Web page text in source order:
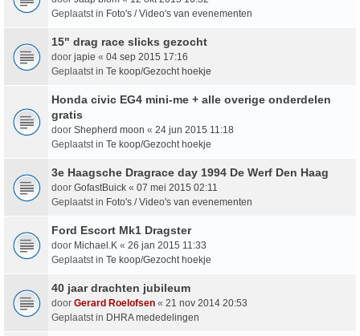
Geplaatst in Foto's / Video's van evenementen
15" drag race slicks gezocht
door japie « 04 sep 2015 17:16
Geplaatst in Te koop/Gezocht hoekje
Honda civic EG4 mini-me + alle overige onderdelen
gratis
door Shepherd moon « 24 jun 2015 11:18
Geplaatst in Te koop/Gezocht hoekje
3e Haagsche Dragrace day 1994 De Werf Den Haag
door GofastBuick « 07 mei 2015 02:11
Geplaatst in Foto's / Video's van evenementen
Ford Escort Mk1 Dragster
door Michael.K « 26 jan 2015 11:33
Geplaatst in Te koop/Gezocht hoekje
40 jaar drachten jubileum
door Gerard Roelofsen « 21 nov 2014 20:53
Geplaatst in DHRA mededelingen